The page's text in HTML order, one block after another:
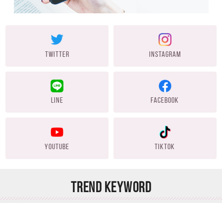
TWITTER INSTAGRAM
LINE FACEBOOK
YOUTUBE TIKTOK
TREND KEYWORD